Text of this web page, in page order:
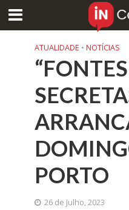
ATUALIDADE • NOTÍCIAS
“FONTES
PORTO
26 de Julho, 2023